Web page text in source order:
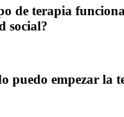
de terapia
social?
puedo empezar la